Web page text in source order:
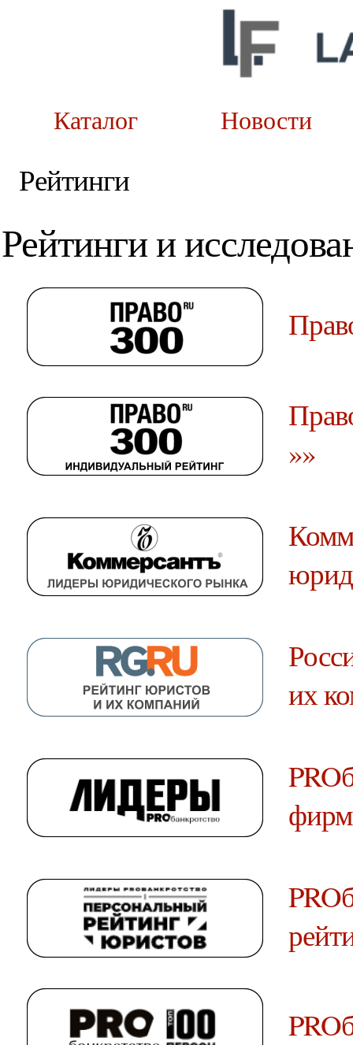
Каталог
Рейтинги
Рейтинги и
»»
их